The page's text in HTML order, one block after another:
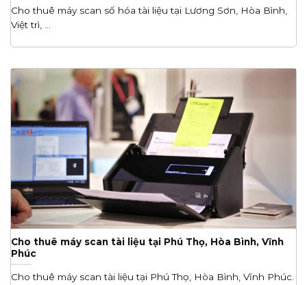
Cho thuê máy scan số hóa tài liệu tại Lương Sơn, Hòa Bình,
Việt trì, ...
Cho thuê máy scan tài liệu tại Phú Thọ, Hòa Bình, Vĩnh
Phúc
Cho thuê máy scan tài liệu tại Phú Thọ, Hòa Bình, Vĩnh Phúc.